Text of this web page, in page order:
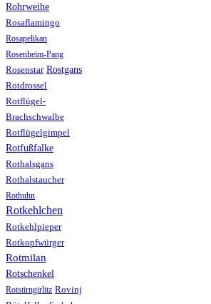
Rohrweihe
Rosaflamingo
Rosapelikan
Rosenheim-Pang
Rosenstar Rostgans
Rotdrossel
Rotflügel-
Brachschwalbe
Rotflügelgimpel
Rotfußfalke
Rothalsgans
Rothalstaucher
Rothuhn
Rotkehlchen
Rotkehlpieper
Rotkopfwürger
Rotmilan
Rotschenkel
Rotstirngirlitz Rovinj